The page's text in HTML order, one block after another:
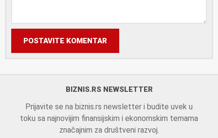
POSTAVITE KOMENTAR
BIZNIS.RS NEWSLETTER
Prijavite se na biznis.rs newsletter i budite uvek u
toku sa najnovijim finansijskim i ekonomskim temama
značajnim za društveni razvoj.